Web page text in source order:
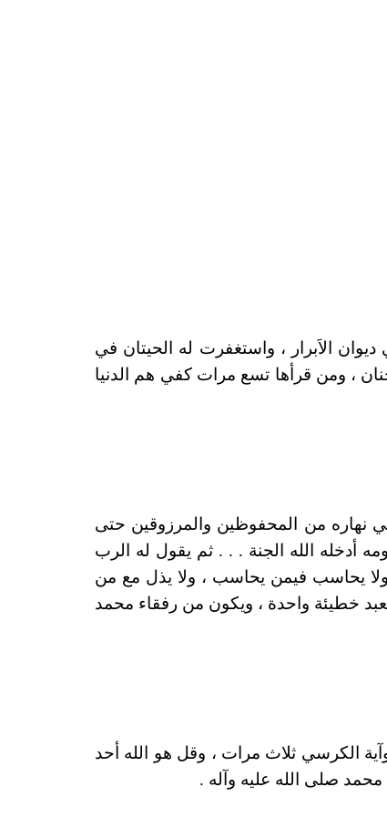
الاَبرار ، واستغفرت له الحيتان في
، ومن قرأها تسع مرات كفي هم الدنيا
نهاره من المحفوظين والمرزوقين حتى
الله الجنة . . . ثم يقول له الرب
يحاسب فيمن يحاسب ، ولا يذل مع من
خطيئة واحدة ، ويكون من رفقاء محمد
الكرسي ثلاث مرات ، وقل هو الله أحد
صلى الله عليه وآله .